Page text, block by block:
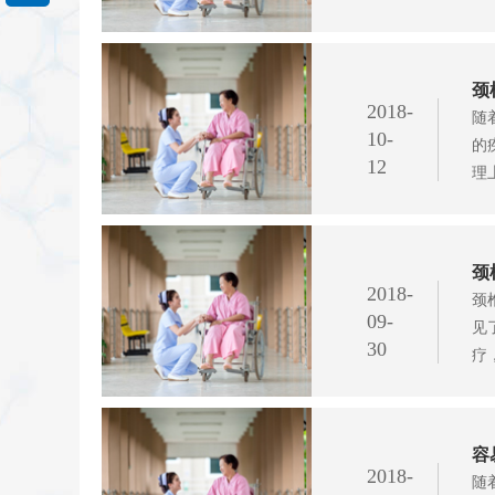
2018-
10-
12
颈
随
的
理
2018-
09-
30
颈
颈
见
疗
2018-
容
随